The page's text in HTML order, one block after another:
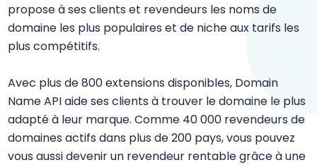
propose à ses clients et revendeurs les noms de
domaine les plus populaires et de niche aux tarifs les
plus compétitifs.
Avec plus de 800 extensions disponibles, Domain
Name API aide ses clients à trouver le domaine le plus
adapté à leur marque. Comme 40 000 revendeurs de
domaines actifs dans plus de 200 pays, vous pouvez
vous aussi devenir un revendeur rentable grâce à une